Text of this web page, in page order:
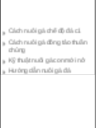
Cách nuôi gà đông tảo thuần
chủng
Kỹ thuật nuôi gà con mới nở
Hướng dẫn nuôi gà đá
Tại sao bạn cần biết cách nuôi